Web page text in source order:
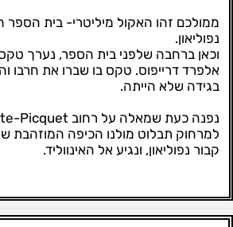
ממולכם זהו האקול מיליטרי- בית הספר
נפוליאון.
וכאן ברחבה שלפני בית הספר, נערך
אלפרד דרייפוס. טקס בו שברו את חרבו
בגידה שלא הייתה.
נפנה כעת שמאלה על רחוב Av. de la Motte-Picquet
למרחוק תבלוט מולנו הכיפה המוזהבת
קבור נפוליאון, ונגיע אל האינווליד.